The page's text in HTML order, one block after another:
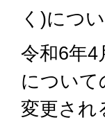
く)につ
令和6年4
について
変更され